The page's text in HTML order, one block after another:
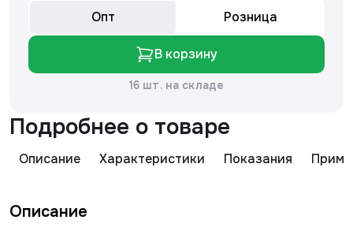
Опт Розница
В корзину
16 шт. на складе
Подробнее о товаре
Описание Характеристики Показания
Описание